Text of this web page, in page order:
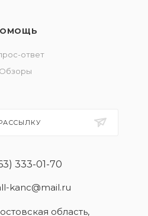
ответ
Обзоры
333-01-70
kanc@mail.ru
область​,